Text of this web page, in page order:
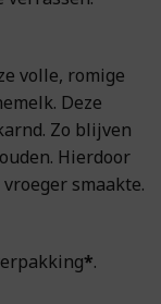
volle, romige
Deze
Zo blijven
Hierdoor
smaakte.
*.